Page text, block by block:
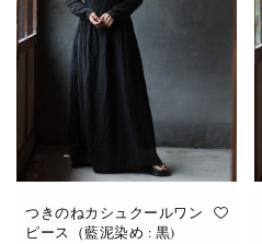
つきのねカシュクールワン
ピース（藍泥染め : 黒)